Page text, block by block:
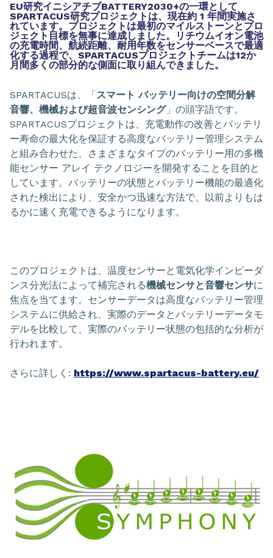
EU研究イニシアチブBATTERY2030+の一環として
SPARTACUS研究プロジェクトは、現在約 1 年間実施さ
れています。プロジェクトは最初のマイルストーンとプロ
ジェクト目標を無事に達成しました。リチウムイオン電池
の充電時間、航続距離、耐用年数をセンサーベースで最適
化する過程で、SPARTACUSプロジェクトチームは12か
月間多くの部分的な側面に取り組んできました。
SPARTACUSは、「 スマート バッテリー向けの空間分解
音響、機械および超音波センシング」の頭字語です。
SPARTACUSプロジェクトは、充電動作の改善とバッテリ
ー寿命の最大化を保証する高度なバッテリー管理システム
と組み合わせた、さまざまなタイプのバッテリー用の多機
能センサー アレイ テクノロジーを開発することを目的と
しています。バッテリーの状態とバッテリー機能の最適化
された検出により、安全かつ迅速な方法で、以前よりもは
るかに速く充電できるようになります。
このプロジェクトは、温度センサーと電気化学インピーダ
ンス分光法によって補完される機械センサと音響センサに
焦点を当てます。センサーデータは高度なバッテリー管理
システムに供給され、実際のデータとバッテリーデータモ
デルを比較して、実際のバッテリー状態の包括的な分析が
行われます。
さらに詳しく: https://www.spartacus-battery.eu/